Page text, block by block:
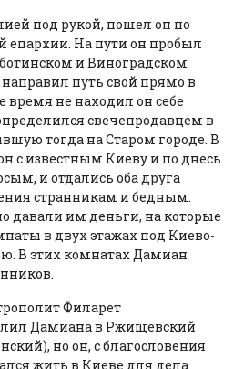
под рукой, пошел он по
епархии. На пути он пробыл
и Виноградском
путь свой прямо в
время не находил он себе
свечепродавцем в
тогда на Старом городе. В
с известным Киеву и по днесь
и отдались оба друга
странникам и бедным.
давали им деньги, на которые
в двух этажах под Киево-
В этих комнатах Дамиан
Филарет
Дамиана в Ржищевский
но он, с благословения
жить в Киеве для дела